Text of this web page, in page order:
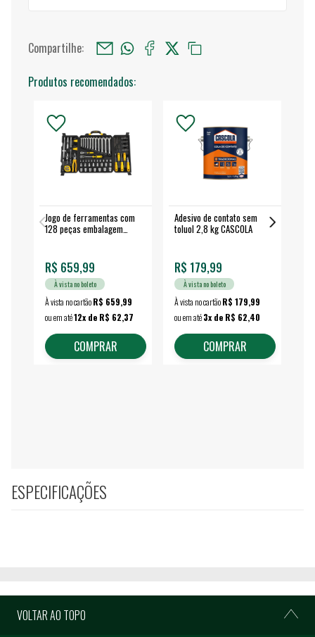
Compartilhe:
Produtos recomendados:
Jogo de ferramentas com
128 peças embalagem
R$ 659,99
À vista no boleto
À vista no cartãoR$ 659,99
ou em até12x de R$ 62,37
COMPRAR
Adesivo de contato sem
toluol 2,8 kg CASCOLA
R$ 179,99
À vista no boleto
À vista no cartãoR$ 179,99
ou em até3x de R$ 62,40
COMPRAR
ESPECIFICAÇÕES
VOLTAR AO TOPO